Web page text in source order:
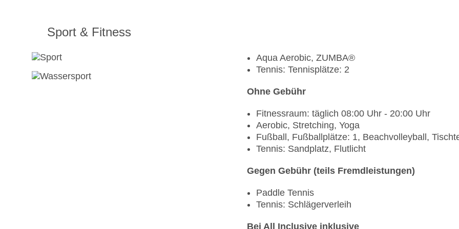
Sport & Fitness
Aqua Aerobic, ZUMBA®
Tennis: Tennisplätze: 2
Ohne Gebühr
Fitnessraum: täglich 08:00 Uhr - 20:00 Uhr
Aerobic, Stretching, Yoga
Fußball, Fußballplätze: 1, Beachvolleyball,
Tennis: Sandplatz, Flutlicht
Gegen Gebühr (teils Fremdleistungen)
Paddle Tennis
Tennis: Schlägerverleih
Bei All Inclusive inklusive